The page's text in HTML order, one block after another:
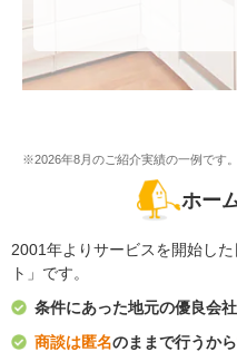
※2026年8月のご紹介実績の一例です。
ホー
2001年よりサービスを開始し
ト」です。
条件にあった地元の優良会
商談は匿名のままで行うから